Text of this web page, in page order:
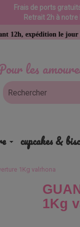
Frais de ports
Retrait 2h à
les
le jour même •
cupcakes &
1Kg valrhona
1Kg